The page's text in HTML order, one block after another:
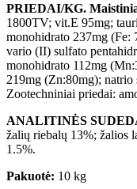
PRIEDAI/KG.
1800TV; vit.E 95mg;
monohidrato 237mg
vario (II) sulfato
monohidrato 112mg
219mg (Zn:80mg); natrio
Zootechniniai priedai:
ANALITINĖS
žalių riebalų 13%; žalios
1.5%.
Pakuotė: 10 kg